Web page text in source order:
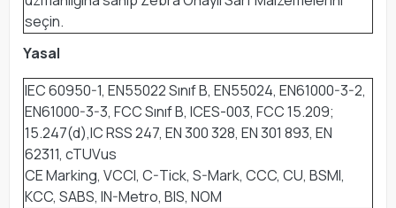
seçin.
Yasal
IEC 60950-1, EN55022 Sınıf B, EN55024, EN61000-3-2,
EN61000-3-3, FCC Sınıf B, ICES-003, FCC 15.209;
15.247(d),IC RSS 247, EN 300 328, EN 301 893, EN
62311, cTUVus
CE Marking, VCCI, C-Tick, S-Mark, CCC, CU, BSMI,
KCC, SABS, IN-Metro, BIS, NOM